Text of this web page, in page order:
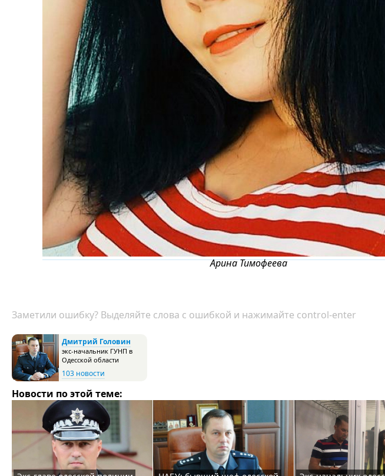
Арина Тимофеева
Заметили ошибку? Выделяйте слова с ошибкой и нажимайте control-enter
Дмитрий Головин
экс-начальник ГУНП в
Одесской области
103 новости
Новости по этой теме: